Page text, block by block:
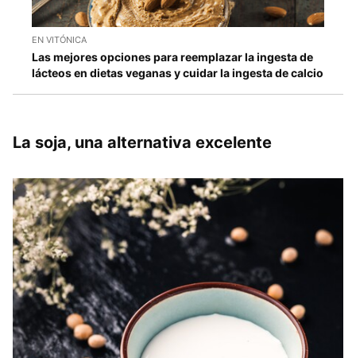
EN VITÓNICA
Las mejores opciones para reemplazar la ingesta de
lácteos en dietas veganas y cuidar la ingesta de calcio
La soja, una alternativa excelente